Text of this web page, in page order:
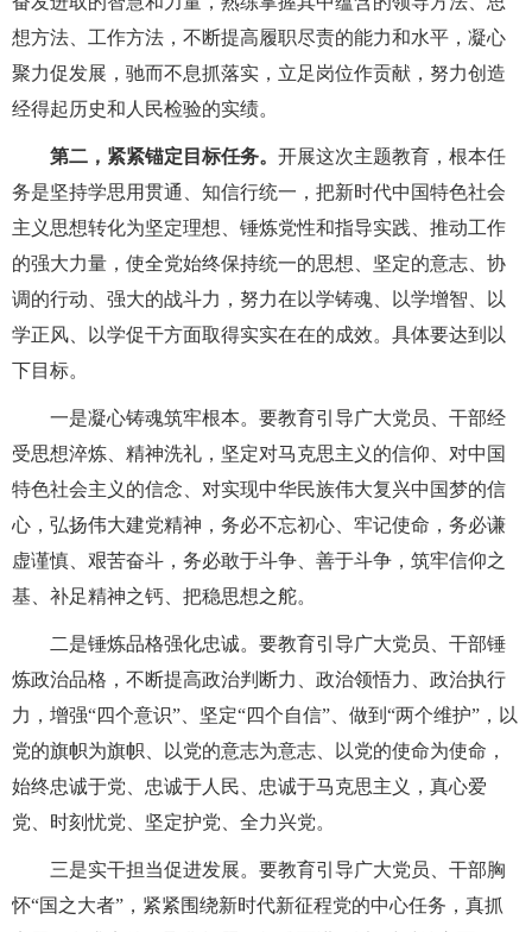
想方法、工作方法，不断提高履职尽责的能力和水平，凝心
聚力促发展，驰而不息抓落实，立足岗位作贡献，努力创造
经得起历史和人民检验的实绩。
第二，紧紧锚定目标任务。 开展这次主题教育，根本任
务是坚持学思用贯通、知信行统一，把新时代中国特色社会
主义思想转化为坚定理想、锤炼党性和指导实践、推动工作
的强大力量，使全党始终保持统一的思想、坚定的意志、协
调的行动、强大的战斗力，努力在以学铸魂、以学增智、以
学正风、以学促干方面取得实实在在的成效。具体要达到以
下目标。
一是凝心铸魂筑牢根本。要教育引导广大党员、干部经
受思想淬炼、精神洗礼，坚定对马克思主义的信仰、对中国
特色社会主义的信念、对实现中华民族伟大复兴中国梦的信
心，弘扬伟大建党精神，务必不忘初心、牢记使命，务必谦
虚谨慎、艰苦奋斗，务必敢于斗争、善于斗争，筑牢信仰之
基、补足精神之钙、把稳思想之舵。
二是锤炼品格强化忠诚。要教育引导广大党员、干部锤
炼政治品格，不断提高政治判断力、政治领悟力、政治执行
力，增强“四个意识”、坚定“四个自信”、做到“两个维护”，以
党的旗帜为旗帜、以党的意志为意志、以党的使命为使命，
始终忠诚于党、忠诚于人民、忠诚于马克思主义，真心爱
党、时刻忧党、坚定护党、全力兴党。
三是实干担当促进发展。要教育引导广大党员、干部胸
怀“国之大者”，紧紧围绕新时代新征程党的中心任务，真抓